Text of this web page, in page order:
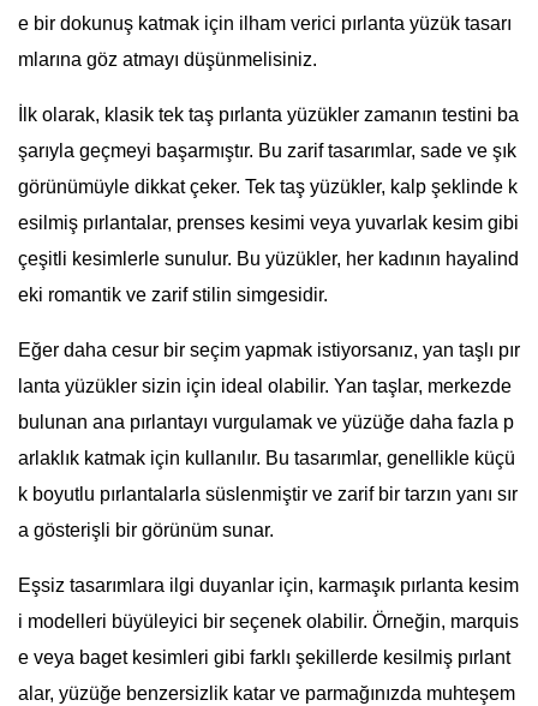
e bir dokunuş katmak için ilham verici pırlanta yüzük tasarı
mlarına göz atmayı düşünmelisiniz.
İlk olarak, klasik tek taş pırlanta yüzükler zamanın testini ba
şarıyla geçmeyi başarmıştır. Bu zarif tasarımlar, sade ve şık
görünümüyle dikkat çeker. Tek taş yüzükler, kalp şeklinde k
esilmiş pırlantalar, prenses kesimi veya yuvarlak kesim gibi
çeşitli kesimlerle sunulur. Bu yüzükler, her kadının hayalind
eki romantik ve zarif stilin simgesidir.
Eğer daha cesur bir seçim yapmak istiyorsanız, yan taşlı pır
lanta yüzükler sizin için ideal olabilir. Yan taşlar, merkezde
bulunan ana pırlantayı vurgulamak ve yüzüğe daha fazla p
arlaklık katmak için kullanılır. Bu tasarımlar, genellikle küçü
k boyutlu pırlantalarla süslenmiştir ve zarif bir tarzın yanı sır
a gösterişli bir görünüm sunar.
Eşsiz tasarımlara ilgi duyanlar için, karmaşık pırlanta kesim
i modelleri büyüleyici bir seçenek olabilir. Örneğin, marquis
e veya baget kesimleri gibi farklı şekillerde kesilmiş pırlant
alar, yüzüğe benzersizlik katar ve parmağınızda muhteşem